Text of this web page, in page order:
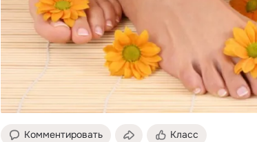
Комментировать Класс